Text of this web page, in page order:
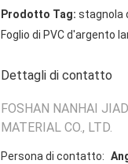
Prodotto Tag: stagnola
Foglio di PVC d'argento
Dettagli di contatto
FOSHAN NANHAI
MATERIAL CO., LTD.
Persona di contatto: